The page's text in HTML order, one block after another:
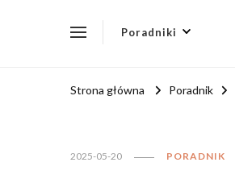
Poradniki
Strona główna Poradnik
2025-05-20 PORADNIK